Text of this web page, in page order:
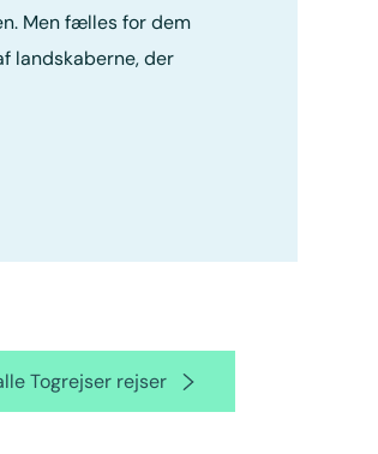
Men fælles for dem
landskaberne, der
Togrejser rejser